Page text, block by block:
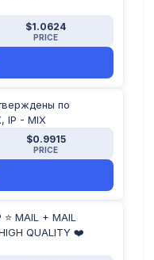
$1.0624
PRICE
по
IP - MIX
$0.9915
PRICE
MAIL + MAIL
HIGH QUALITY ❤️